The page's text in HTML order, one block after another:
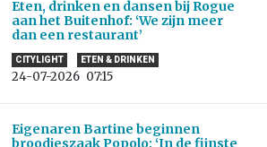
Eten, drinken en dansen bij Rogue
aan het Buitenhof: ‘We zijn meer
dan een restaurant’
CITYLIGHT ETEN & DRINKEN
24-07-2026 07:15
Eigenaren Bartine beginnen
broodjeszaak Popolo: ‘In de fijnste